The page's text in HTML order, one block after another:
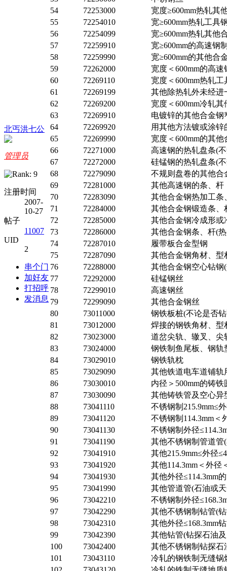
北丐洪七公
管理员
注册时间
2007-
10-27
帖子
11007
UID
2
串个门
加好友
打招呼
发消息
54
72253000
宽度≥600mm热轧其
55
72254010
宽≥600mm热轧工具
56
72254099
宽≥600mm热轧其他
57
72259910
宽≥600mm的高速钢
58
72259990
宽≥600mm的其他合
59
72262000
宽度＜600mm的高
60
72269110
宽度＜600mm热轧
61
72269199
其他除热轧外未经进
62
72269200
宽度＜600mm冷轧
63
72269910
电镀锌的其他合金钢
64
72269920
用其他方法镀或涂锌
65
72269990
宽度＜600mm的其他
66
72271000
高速钢的热轧盘条(
67
72272000
硅锰钢的热轧盘条(
68
72279090
不规则盘卷的其他合
69
72281000
其他高速钢的条、杆
70
72283090
其他合金钢热加工条
71
72284000
其他合金钢锻造条、
72
72285000
其他合金钢冷成形或
73
72286000
其他合金钢条、杆(
74
72287010
履带板合金型钢
75
72287090
其他合金钢角材、型
76
72288000
其他合金钢空心钻钢
77
72292000
硅锰钢丝
78
72299010
高速钢丝
79
72299090
其他合金钢丝
80
73011000
钢铁板桩(不论是否
81
73012000
焊接的钢铁角材、型
82
73023000
道岔尖轨、辙叉、尖
83
73024000
钢铁制鱼尾板、钢轨
84
73029010
钢铁轨枕
85
73029090
其他铁道电车道铺轨
86
73030010
内径＞500mm的铸
87
73030090
其他铸铁管及空心异
88
73041110
不锈钢制215.9mm≤
89
73041120
不锈钢制114.3mm＜
90
73041130
不锈钢制外径
91
73041190
其他不锈钢制管道管
92
73041910
其他215.9mm≤外径
93
73041920
其他114.3mm＜外径
94
73041930
其他外径≤114.3mm
95
73041990
其他管道管(石油或
96
73042210
不锈钢制外径
97
73042290
其他不锈钢制钻管(
98
73042310
其他外径≤168.3mm
99
73042390
其他钻管(钻探石油
100
73042400
其他不锈钢制钻探石
101
73043110
冷轧的钢铁制无缝锅